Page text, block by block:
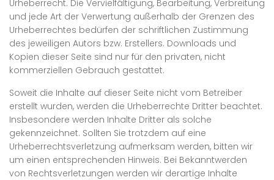
Urheberrecht. Die Vervielfältigung, Bearbeitung, Verbreitung
und jede Art der Verwertung außerhalb der Grenzen des
Urheberrechtes bedürfen der schriftlichen Zustimmung
des jeweiligen Autors bzw. Erstellers. Downloads und
Kopien dieser Seite sind nur für den privaten, nicht
kommerziellen Gebrauch gestattet.
Soweit die Inhalte auf dieser Seite nicht vom Betreiber
erstellt wurden, werden die Urheberrechte Dritter beachtet.
Insbesondere werden Inhalte Dritter als solche
gekennzeichnet. Sollten Sie trotzdem auf eine
Urheberrechtsverletzung aufmerksam werden, bitten wir
um einen entsprechenden Hinweis. Bei Bekanntwerden
von Rechtsverletzungen werden wir derartige Inhalte